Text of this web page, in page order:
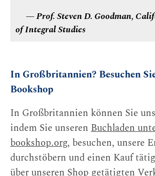
— Prof. Steven D. Goodman,
of Integral Studies
In Großbritannien? Besuchen
Bookshop
In Großbritannien können Sie
indem Sie unseren Buchladen
bookshop.org, besuchen, unsere
durchstöbern und einen Kauf
über unseren Shop getätigten